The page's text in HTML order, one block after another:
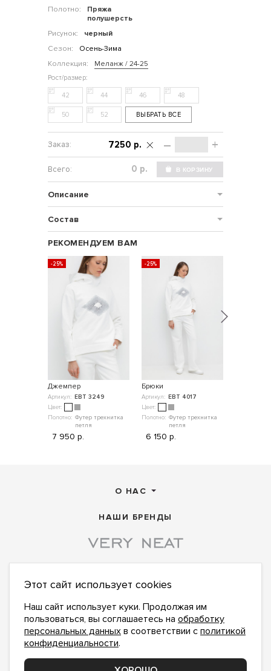
Полотно:
Пряжа
полушерсть
Рисунок:
черный
Сезон:
Осень-Зима
Коллекция:
Меланж / 24-25
42 44 46 48
50 52 ВЫБРАТЬ ВСЕ
– +
7250 р.
р.
Описание
Состав
РЕКОМЕНДУЕМ ВАМ
-25%
Джемпер
Артикул: ЕВТ 3249
Цвет:
Полотно: Футер трехнитка
петля
7 950 р.
-25%
Брюки
Артикул: ЕВТ 4017
Цвет:
Полотно: Футер трехнитка
петля
6 150 р.
О НАС
НАШИ БРЕНДЫ
ПОДПИСАТЬСЯ НА НОВОСТИ:
Даю согласие на обработку персональных данных,
сполитикой конфиденциальностиознакомлен и
принимаю
office@veryneat.ru
Этот сайт использует cookies
Наш сайт использует куки. Продолжая им
пользоваться, вы соглашаетесь на обработку
персональных данных в соответствии с политикой
конфиденциальности.